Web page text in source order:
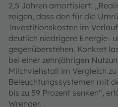
2,5 Jahren amortisiert.
zeigen, dass den für die
Investitionskosten im
deutlich niedrigere Energie-
gegenüberstehen. Konkret
bei einer zehnjährigen
Milchviehstall im Vergleich
Beleuchtungssystemen mit
bis zu 59 Prozent senken“,
Wrenger.